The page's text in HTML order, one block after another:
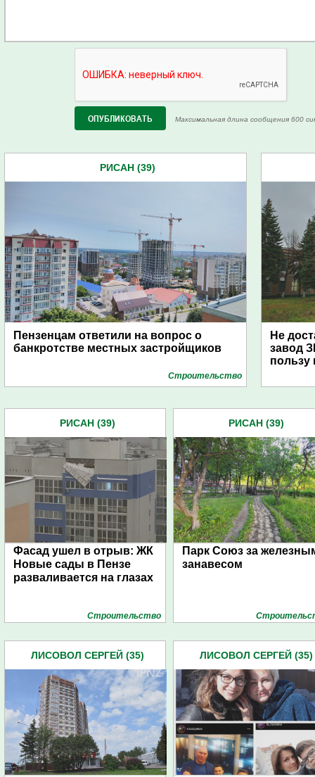
Максимальная длина сообщения 600
РИСАН (39)
Пензенцам ответили на вопрос о
банкротстве местных застройщиков
Строительство
Не
завод
пользу
РИСАН (39)
Фасад ушел в отрыв: ЖК
Новые сады в Пензе
разваливается на глазах
Строительство
РИСАН (39)
Парк Союз за
занавесом
ЛИСОВОЛ СЕРГЕЙ (35) ЛИСОВОЛ СЕРГЕЙ (35)